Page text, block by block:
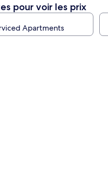
pour voir les prix